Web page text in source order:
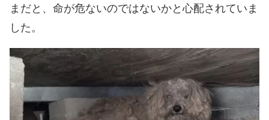
まだと、命が危ないのではないかと心配されていま
した。